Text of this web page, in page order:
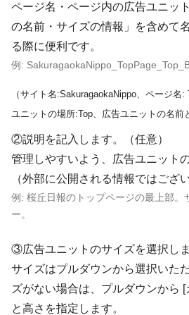
ページ名・ページ内の広告ユニッ
の名前・サイズの情報」を含めて
る際に便利です。
例:
（サイト名:SakuragaokaNippo、ページ名
ユニットの場所:Top、広告ユニットの名前
②説明を記入します。（任意）
管理しやすいよう、広告ユニット
（外部に公開される情報ではござ
例: 桜丘日報のトップページの最上部。
ー。
③広告ユニットのサイズを選択しま
サイズはプルダウンから選択いた
ズがない場合は、プルダウンから
と高さを指定します。